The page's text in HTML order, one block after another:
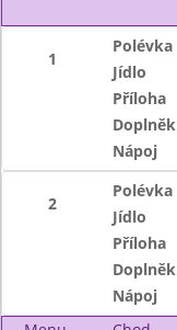
1
Polévka
Jídlo
Příloha
Doplněk
Nápoj
2
Polévka
Jídlo
Příloha
Doplněk
Nápoj